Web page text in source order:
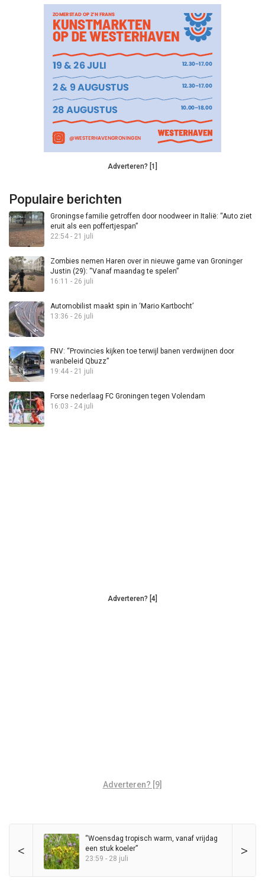
Adverteren? [1]
Populaire berichten
Groningse familie getroffen door noodweer in Italië: “Auto ziet
eruit als een poffertjespan”
22:54 - 21 juli
Zombies nemen Haren over in nieuwe game van Groninger
Justin (29): “Vanaf maandag te spelen”
16:11 - 26 juli
Automobilist maakt spin in ‘Mario Kartbocht’
13:36 - 26 juli
FNV: “Provincies kijken toe terwijl banen verdwijnen door
wanbeleid Qbuzz”
19:44 - 21 juli
Forse nederlaag FC Groningen tegen Volendam
16:03 - 24 juli
Adverteren? [4]
Adverteren? [9]
< >
“Woensdag tropisch warm, vanaf vrijdag
een stuk koeler”
23:59 - 28 juli